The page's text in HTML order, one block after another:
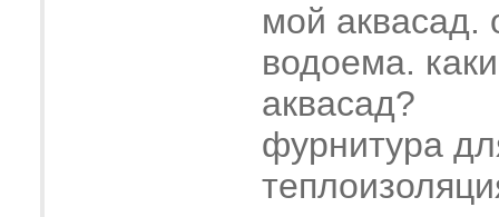
мой аквасад.
водоема.
аквасад?
фурнитура